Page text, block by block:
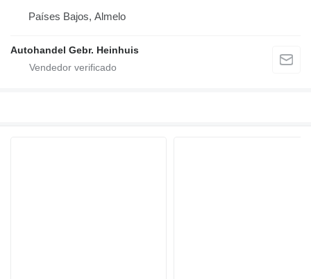
Países Bajos, Almelo
Autohandel Gebr. Heinhuis